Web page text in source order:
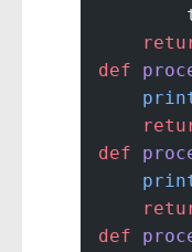
def
def
def